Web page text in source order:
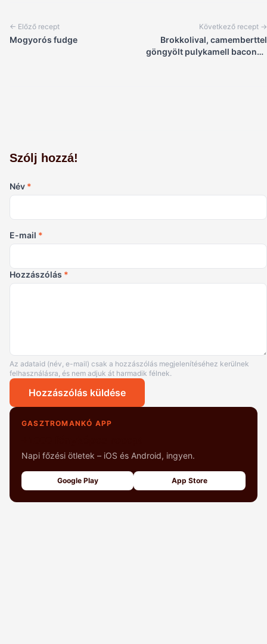
← Előző recept
Mogyorós fudge
Következő recept →
Brokkolival, camemberttel
göngyölt pulykamell baconos
Szólj hozzá!
Név *
E-mail *
Hozzászólás *
Az adataid (név, e-mail) csak a hozzászólás megjelenítéséhez kerülnek
felhasználásra, és nem adjuk át harmadik félnek.
Hozzászólás küldése
GASZTROMANKÓ APP
Napi főzési ötletek – iOS és Android, ingyen.
Google Play App Store